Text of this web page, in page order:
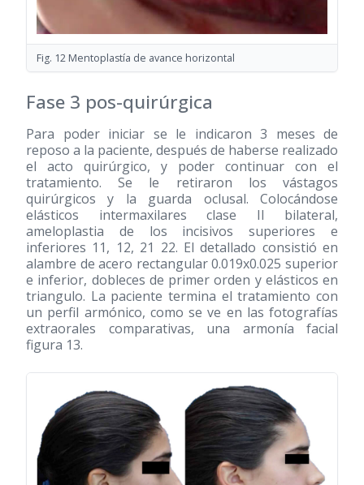
Fig. 12 Mentoplastía de avance horizontal
Fase 3 pos-quirúrgica
Para poder iniciar se le indicaron 3 meses de
reposo a la paciente, después de haberse realizado
el acto quirúrgico, y poder continuar con el
tratamiento. Se le retiraron los vástagos
quirúrgicos y la guarda oclusal. Colocándose
elásticos intermaxilares clase II bilateral,
ameloplastia de los incisivos superiores e
inferiores 11, 12, 21 22. El detallado consistió en
alambre de acero rectangular 0.019x0.025 superior
e inferior, dobleces de primer orden y elásticos en
triangulo. La paciente termina el tratamiento con
un perfil armónico, como se ve en las fotografías
extraorales comparativas, una armonía facial
figura 13.